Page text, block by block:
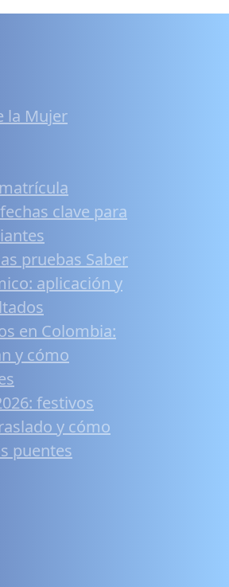
la Mujer
clave para
pruebas Saber
aplicación y
en Colombia:
y cómo
festivos
y cómo
puentes